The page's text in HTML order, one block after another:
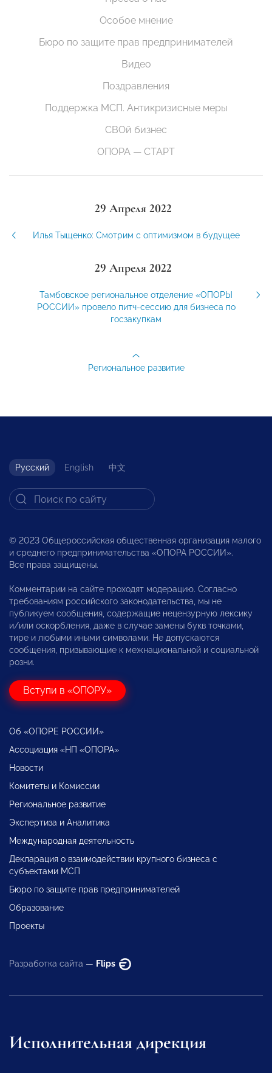
Особое мнение
Бюро по защите прав предпринимателей
Видео
Поздравления
Поддержка МСП. Антикризисные меры
СВОй бизнес
ОПОРА — СТАРТ
29 Апреля 2022
Илья Тыщенко: Смотрим с оптимизмом в будущее
29 Апреля 2022
Тамбовское региональное отделение «ОПОРЫ
РОССИИ» провело питч-сессию для бизнеса по
госзакупкам
Региональное развитие
Русский English 中文
© 2023 Общероссийская общественная организация малого
и среднего предпринимательства «ОПОРА РОССИИ».
Все права защищены.
Комментарии на сайте проходят модерацию. Согласно
требованиям российского законодательства, мы не
публикуем сообщения, содержащие нецензурную лексику
и/или оскорбления, даже в случае замены букв точками,
тире и любыми иными символами. Не допускаются
сообщения, призывающие к межнациональной и социальной
розни.
Вступи в «ОПОРУ»
Об «ОПОРЕ РОССИИ»
Ассоциация «НП «ОПОРА»
Новости
Комитеты и Комиссии
Региональное развитие
Экспертиза и Аналитика
Международная деятельность
Декларация о взаимодействии крупного бизнеса с
субъектами МСП
Бюро по защите прав предпринимателей
Образование
Проекты
Разработка сайта — Flips
Исполнительная дирекция